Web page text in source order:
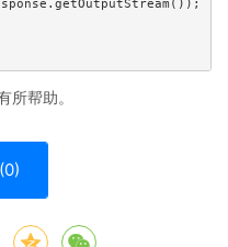
所帮助。
0)